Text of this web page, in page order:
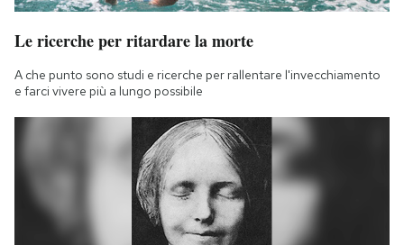
Le ricerche per ritardare la morte
A che punto sono studi e ricerche per rallentare l'invecchiamento
e farci vivere più a lungo possibile